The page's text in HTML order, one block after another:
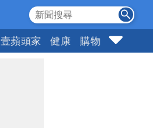
壹蘋頭家 健康 購物 女神